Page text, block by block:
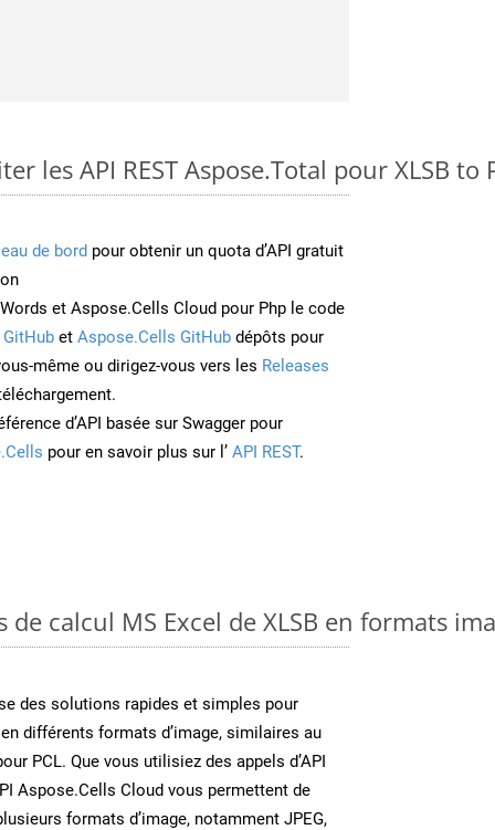
les API REST Aspose.Total pour XLSB to
de bord pour obtenir un quota d’API gratuit
et Aspose.Cells Cloud pour Php le code
et Aspose.Cells GitHub dépôts pour
même ou dirigez-vous vers les Releases
d’API basée sur Swagger pour
pour en savoir plus sur l’ API REST.
calcul MS Excel de XLSB en formats
des solutions rapides et simples pour
différents formats d’image, similaires au
PCL. Que vous utilisiez des appels d’API
Aspose.Cells Cloud vous permettent de
formats d’image, notamment JPEG,